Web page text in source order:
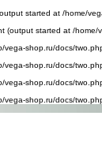
started at /home/
(output started at /
vega-shop.ru/docs/
vega-shop.ru/docs/
vega-shop.ru/docs/
vega-shop.ru/docs/